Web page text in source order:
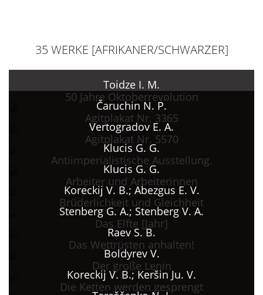
35 WERKE [AFRIKANER/SCHWARZER]
Toidze I. M.
50 Jahre Oktoberrevolution
Čaruchin N. P.
Agitplakat Nr. 3365
Vertogradov E. A.
Agitplakat Nr. 5570
Klucis G. G.
Аntiimperialistische Ausstellung.
Klucis G. G.
Arbeiter und Arbeiterinnen
Koreckij V. B.; Abezgus E. V.
Brüderlichkeit und Gleichheit
Stenberg G. A.; Stenberg V. A.
Das Elfte [Jahr]
Raev S. B.
Das Wettrüsten anhalten!
Boldyrev V.
Der große Lenin
Koreckij V. B.; Keršin Ju. V.
Die Ketten werden gesprengt